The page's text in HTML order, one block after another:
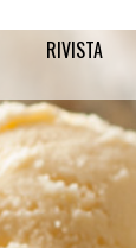
RIVISTA